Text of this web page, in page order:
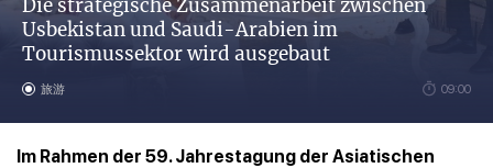
Usbekistan und Saudi-Arabien im
Tourismussektor wird ausgebaut
旅游 09:00
Im Rahmen der 59. Jahrestagung der Asiatischen